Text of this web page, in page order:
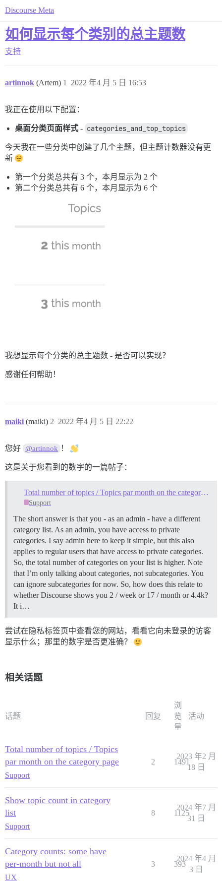
Discourse Meta
如何显示每个类别的总主题数
支持
artinnok (Artem) 2022 年4 月 5 日 16:53
1
我正在使用以下配置：
桌面分类页面样式 - categories_and_top_topics
今天我在一些分类中创建了几个主题，但主题计数器没有更
新
第一个分类总共有 3 个，本月显示为 2 个
第二个分类总共有 6 个，本月显示为 6 个
我想显示每个分类的总主题数 - 是否可以实现？
感谢任何帮助！
maiki (maiki) 2022 年4 月 5 日 22:22
2
您好 @artinnok ！
这是关于您看到的数字的一篇帖子：
Total number of topics / Topics par month on the category page
Support
The short answer is that you - as an admin - have a different
category list. As an admin, you have access to private
categories. I say admin here to keep it simple, but this also
applies to regular users that have access to private categories.
So, the total number of categories on your list is higher. Note
that I’m only talking about categories, not subcategories. You
can ignore subcategories for now. So, how does this relate to
whether Discourse shows you 2 / week or 17 / month or 4.4k?
It i…
尝试在隐私标签页中查看您的网站，看看它向未登录的访客
显示什么；那里的数字是否更准确？
相关话题
话题 回复
浏
览
量
活动
Total number of topics / Topics
par month on the category page
Support
2 1491
2023 年2 月
18 日
Show topic count in category
list
Support
8 1125
2024 年7 月
31 日
Category counts: some have
per-month but not all
UX
3 393
2024 年4 月
3 日